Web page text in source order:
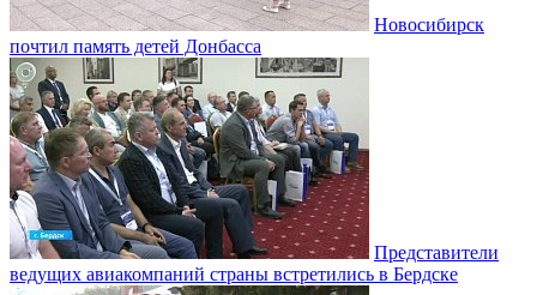
Новосибирск
почтил память детей Донбасса
Представители
ведущих авиакомпаний страны встретились в Бердске